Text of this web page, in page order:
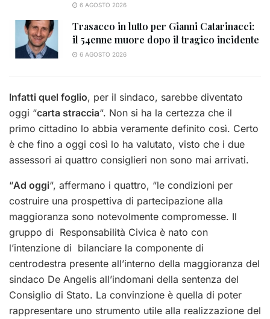
6 AGOSTO 2026
Trasacco in lutto per Gianni Catarinacci:
il 54enne muore dopo il tragico incidente
6 AGOSTO 2026
Infatti quel foglio, per il sindaco, sarebbe diventato
oggi “carta straccia“. Non si ha la certezza che il
primo cittadino lo abbia veramente definito così. Certo
è che fino a oggi così lo ha valutato, visto che i due
assessori ai quattro consiglieri non sono mai arrivati.
“Ad oggi“, affermano i quattro, “le condizioni per
costruire una prospettiva di partecipazione alla
maggioranza sono notevolmente compromesse. Il
gruppo di Responsabilità Civica è nato con
l’intenzione di bilanciare la componente di
centrodestra presente all’interno della maggioranza del
sindaco De Angelis all’indomani della sentenza del
Consiglio di Stato. La convinzione è quella di poter
rappresentare uno strumento utile alla realizzazione del